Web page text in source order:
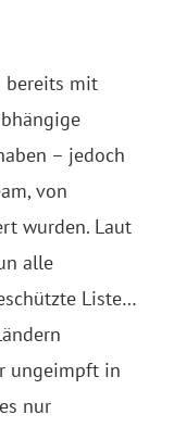
bereits mit
– jedoch
von
wurden. Laut
alle
Liste…
ungeimpft in
nur